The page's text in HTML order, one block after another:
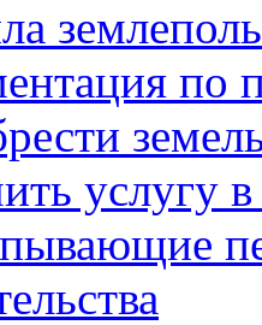
по
услугу в